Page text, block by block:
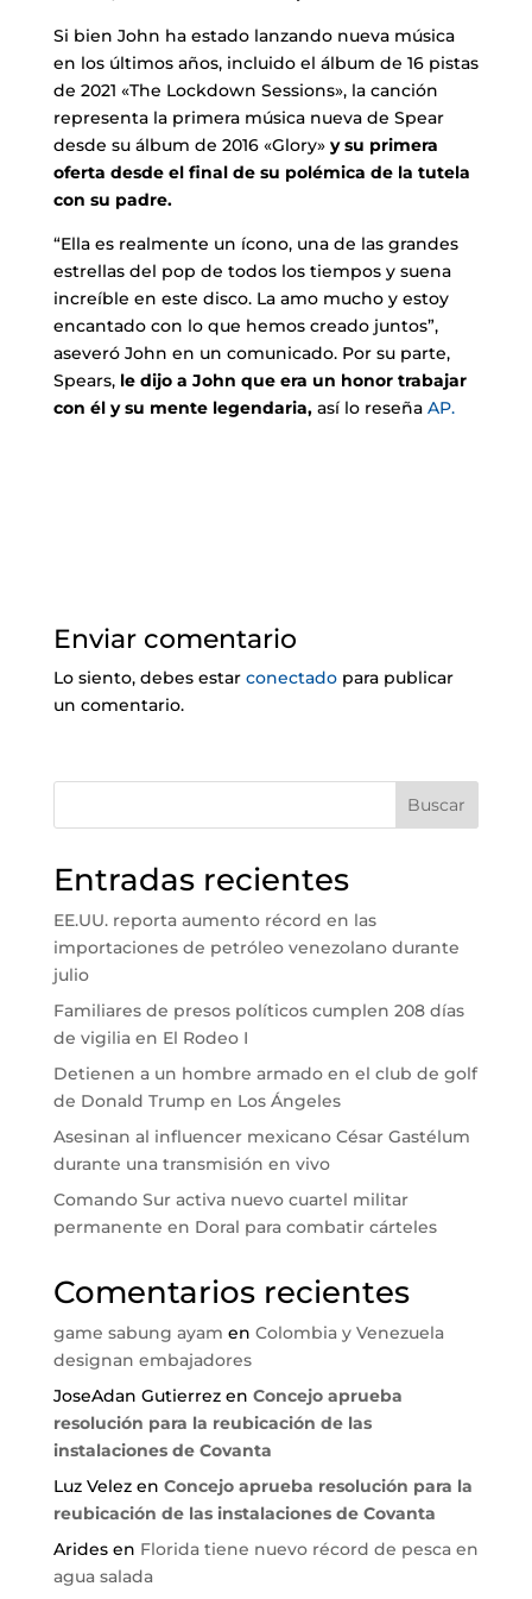
Si bien John ha estado lanzando nueva música
en los últimos años, incluido el álbum de 16 pistas
de 2021 «The Lockdown Sessions», la canción
representa la primera música nueva de Spear
desde su álbum de 2016 «Glory»y su primera
oferta desde el final de su polémica de la tutela
con su padre.
“Ella es realmente un ícono, una de las grandes
estrellas del pop de todos los tiempos y suena
increíble en este disco. La amo mucho y estoy
encantado con lo que hemos creado juntos”,
aseveró John en un comunicado. Por su parte,
Spears,le dijo a John que era un honor trabajar
con él y su mente legendaria,así lo reseña AP.
Enviar comentario
Lo siento, debes estar conectadopara publicar
un comentario.
Buscar
Entradas recientes
EE.UU. reporta aumento récord en las
importaciones de petróleo venezolano durante
julio
Familiares de presos políticos cumplen 208 días
de vigilia en El Rodeo I
Detienen a un hombre armado en el club de golf
de Donald Trump en Los Ángeles
Asesinan al influencer mexicano César Gastélum
durante una transmisión en vivo
Comando Sur activa nuevo cuartel militar
permanente en Doral para combatir cárteles
Comentarios recientes
game sabung ayam en Colombia y Venezuela
designan embajadores
JoseAdan Gutierrezen Concejo aprueba
resolución para la reubicación de las
instalaciones de Covanta
Luz Velezen Concejo aprueba resolución para la
reubicación de las instalaciones de Covanta
Aridesen Florida tiene nuevo récord de pesca en
agua salada